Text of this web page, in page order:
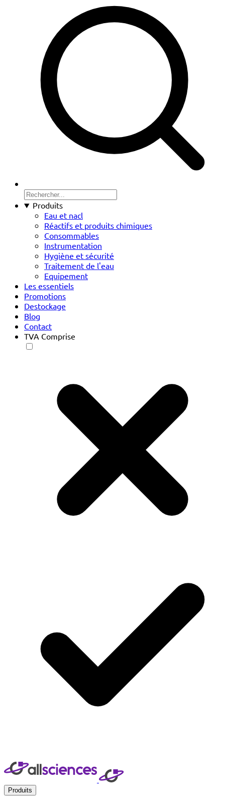
Produits
Eau et nacl
Réactifs et produits chimiques
Consommables
Instrumentation
Hygiène et sécurité
Traitement de l'eau
Equipement
Les essentiels
Promotions
Destockage
Blog
Contact
TVA Comprise
Produits